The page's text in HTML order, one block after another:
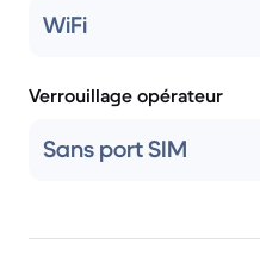
WiFi
Verrouillage opérateur
Sans port SIM